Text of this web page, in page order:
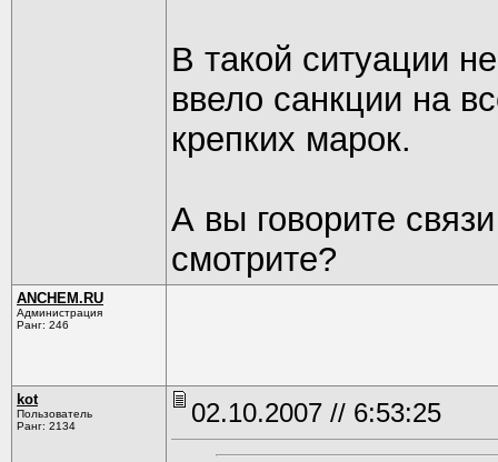
В такой ситуации
ввело санкции на
крепких марок.
А вы говорите
смотрите?
ANCHEM.RU
Администрация
Ранг: 246
kot
Пользователь
Ранг: 2134
02.10.2007 // 6:53:25